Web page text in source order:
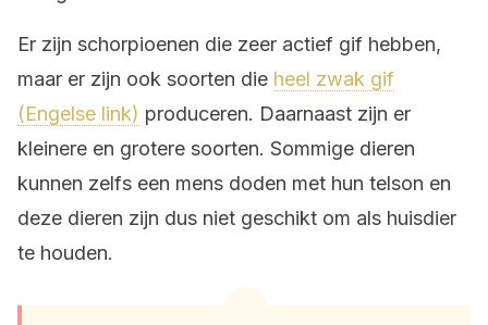
Er zijn schorpioenen die zeer actief gif hebben,
maar er zijn ook soorten die heel zwak gif
(Engelse link) produceren. Daarnaast zijn er
kleinere en grotere soorten. Sommige dieren
kunnen zelfs een mens doden met hun telson en
deze dieren zijn dus niet geschikt om als huisdier
te houden.